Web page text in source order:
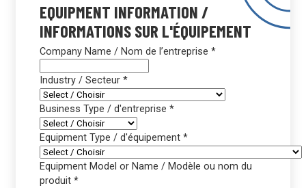
EQUIPMENT INFORMATION /
INFORMATIONS SUR L'ÉQUIPEMENT
Company Name / Nom de l’entreprise *
Industry / Secteur *
Business Type / d'entreprise *
Equipment Type / d'équipement *
Equipment Model or Name / Modèle ou nom du
produit *